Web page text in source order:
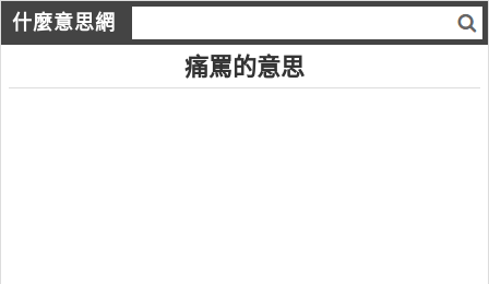
什麼意思網
痛罵的意思